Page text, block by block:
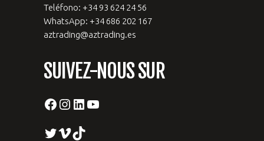
Teléfono: +34 93 624 24 56
WhatsApp: +34 686 202 167
aztrading@aztrading.es
SUIVEZ-NOUS SUR
Facebook
Instagram
LinkedIn
YouTube
Twitter
VimeoTikTok